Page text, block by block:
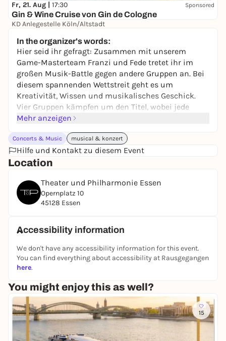
Fr, 21. Aug | 17:30 Sponsored
Gin & Wine Cruise von Gin de Cologne
KD Anlegestelle Köln/Altstadt
In the organizer's words:
Hier seid ihr gefragt: Zusammen mit unserem
Game-Masterteam Franzi und Fede tretet ihr im
großen Musik-Battle gegen andere Gruppen an. Bei
diesem spannenden Wettstreit geht es um
Kreativität, Wissen und musikalisches Geschick.
Vier Gruppen kämpfen um den Titel, wobei jede
Gruppe die exklusive Chance hat, eine eigene Live-
WDR Funkhausorchesters zu präsentieren.
Ein mitreißendes Erlebnis, bei dem Musik und
Teamgeist aufeinandertreffen.
Mehr anzeigen
Concerts & Music musical & konzert
Hilfe und Kontakt zu diesem Event
Location
Theater und Philharmonie Essen
Opernplatz 10
45128 Essen
Accessibility information
We don't have any accessibility information for this event.
You can find everything about accessibility at Rausgegangen
here.
You might enjoy this as well?
15